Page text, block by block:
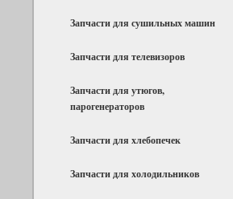
Запчасти для сушильных машин
Запчасти для телевизоров
Запчасти для утюгов,
парогенераторов
Запчасти для хлебопечек
Запчасти для холодильников